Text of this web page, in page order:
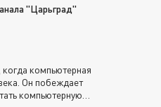
"Царьград"
компьютерная
Он побеждает
компьютерную